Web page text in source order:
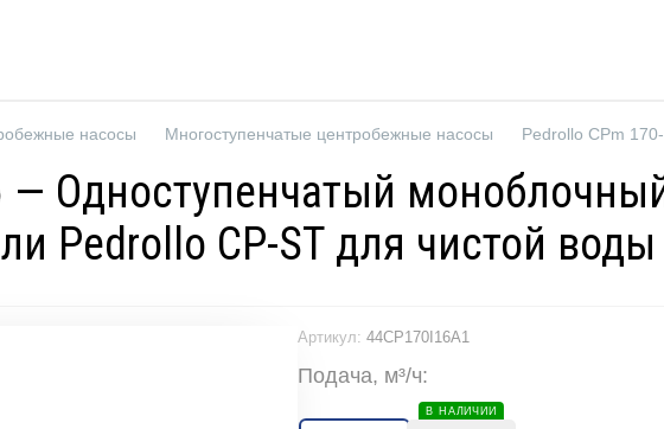
насосы Многоступенчатые центробежные насосы Pedrollo CPm
— Одноступенчатый
Pedrollo CP-ST для чистой воды
Артикул: 44CP170I16A1
Подача, м³/ч:
В НАЛИЧИИ